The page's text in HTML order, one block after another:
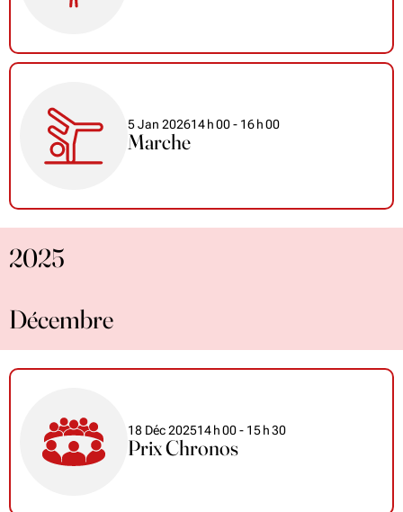
5 Jan 202614h00- 16h00
Marche
2025
Décembre
18 Déc 202514h00- 15h30
Prix Chronos